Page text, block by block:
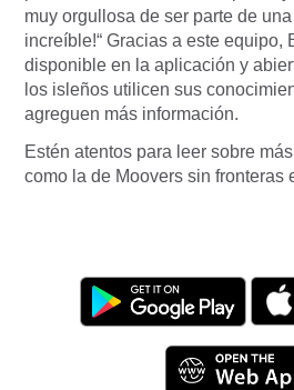
muy orgullosa de ser parte de
increíble!“ Gracias a este equipo,
disponible en la aplicación y
los isleños utilicen sus
agreguen más información.
Estén atentos para leer sobre
como la de Moovers sin fronteras